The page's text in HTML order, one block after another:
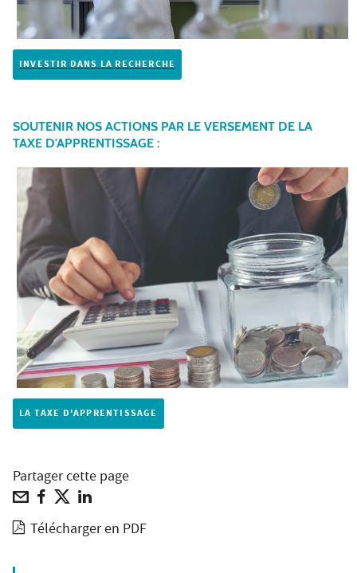
INVESTIR DANS LA RECHERCHE
SOUTENIR NOS ACTIONS PAR LE VERSEMENT DE LA
TAXE D'APPRENTISSAGE :
LA TAXE D'APPRENTISSAGE
Partager cette page
Télécharger en PDF